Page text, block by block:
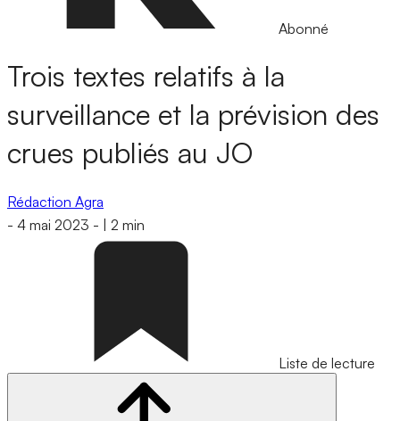
Abonné
Trois textes relatifs à la
surveillance et la prévision des
crues publiés au JO
Rédaction Agra
- 4 mai 2023 - 2 min
Liste de lecture